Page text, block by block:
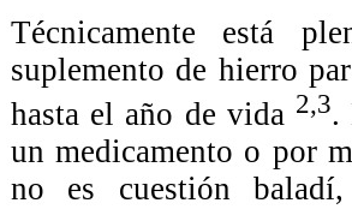
Técnicamente está
suplemento de hierro
hasta el año de vida 2,3.
un medicamento o por
no es cuestión baladí,